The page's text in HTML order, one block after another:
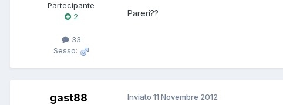
Partecipante
2
33
Sesso:
Pareri??
gast88 Inviato 11 Novembre 2012